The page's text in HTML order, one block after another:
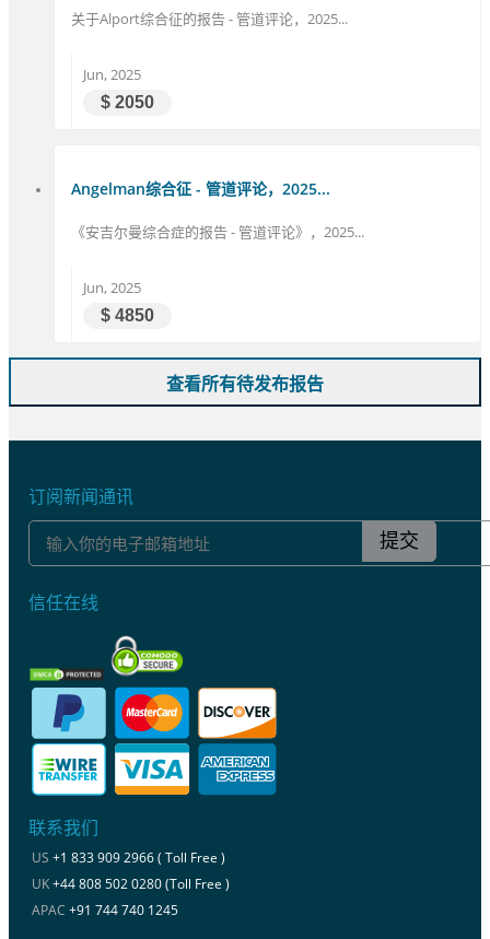
关于Alport综合征的报告 - 管道评论，2025...
Jun, 2025
$ 2050
Angelman综合征 - 管道评论，2025...
《安吉尔曼综合症的报告 - 管道评论》，2025...
Jun, 2025
$ 4850
查看所有待发布报告
订阅新闻通讯
提交
信任在线
联系我们
US +1 833 909 2966 ( Toll Free )
UK+44 808 502 0280 (Toll Free )
APAC +91 744 740 1245